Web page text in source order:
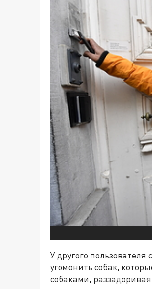
У другого
угомонить собак,
собаками,